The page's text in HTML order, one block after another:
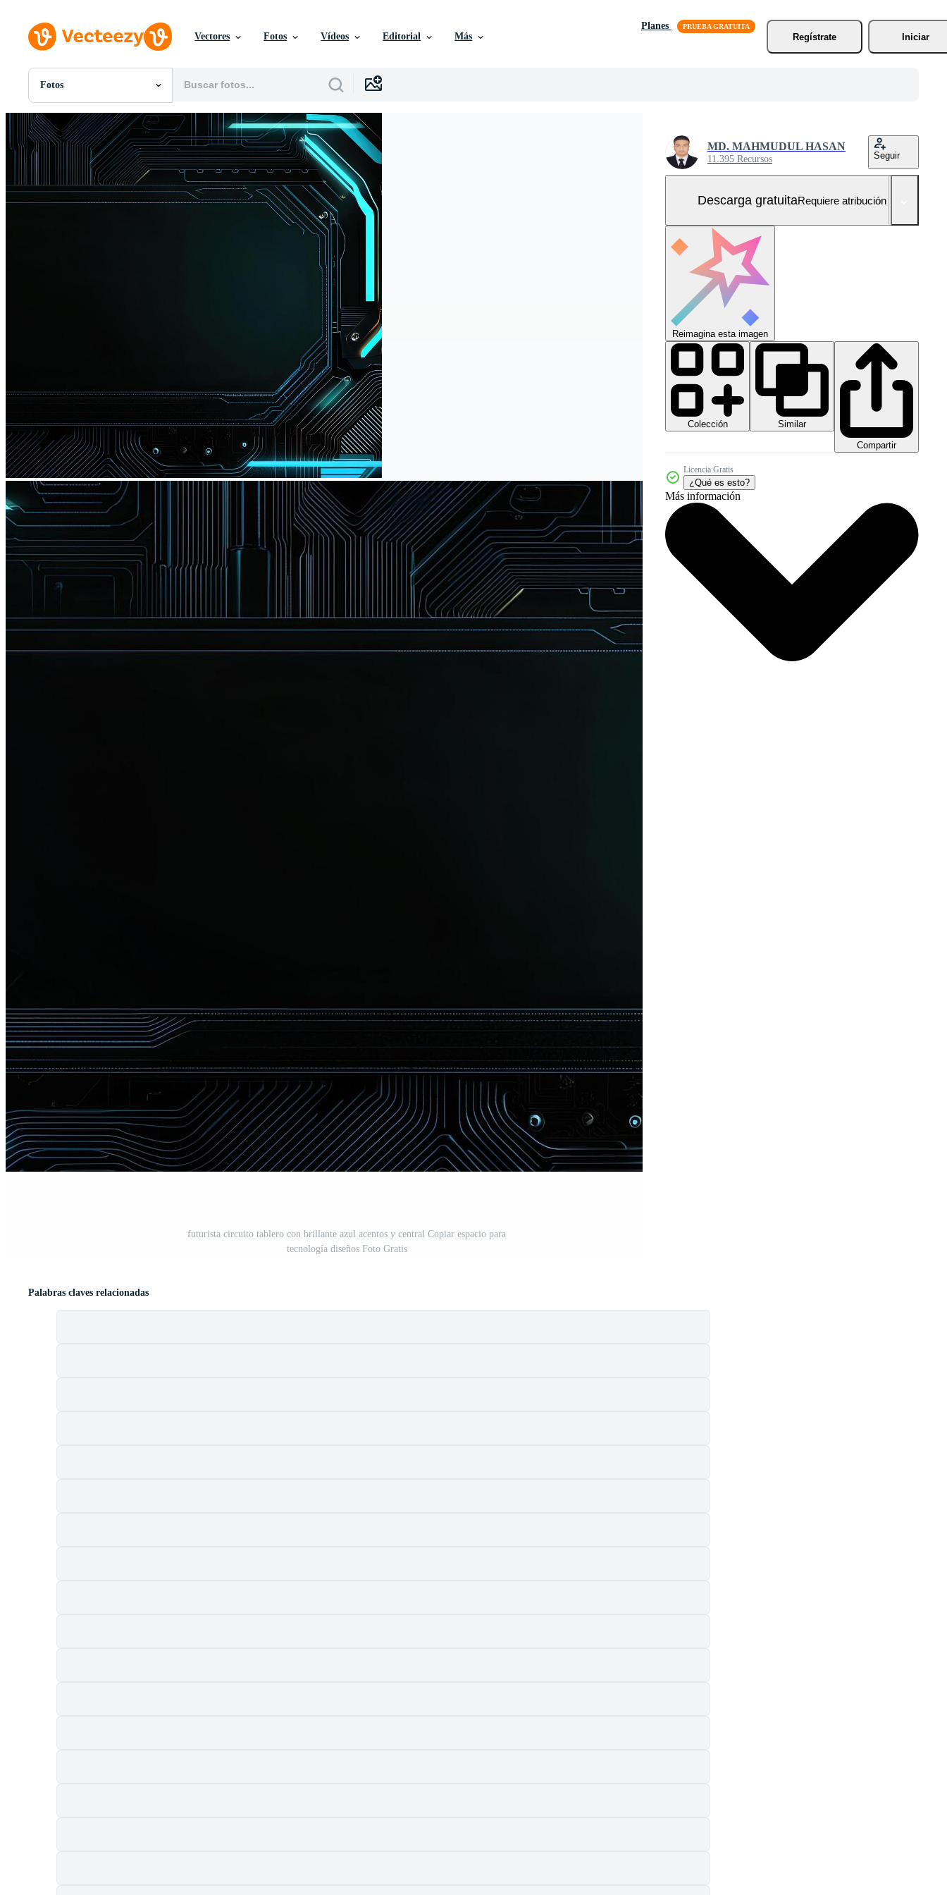
Vectores Fotos Vídeos Editorial Más
Planes
Regístrate
Iniciar
Fotos
Todas Imágenes
Fotos
PNGs
PSDs
Plantillas
Vectores
Videos
futurista circuito tablero con brillante azul acentos y central Copiar espacio para
tecnología diseños Foto Gratis
MD. MAHMUDUL HASAN
11.395 Recursos Seguir
Descarga gratuitaRequiere atribución
Reimagina esta imagen
Colección
Similar
Compartir
Licencia Gratis
¿Qué es esto?
Más información
Palabras claves relacionadas